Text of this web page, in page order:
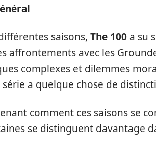
saisons, The 100 a su
affrontements avec les
complexes et dilemmes
a quelque chose de
comment ces saisons se
se distinguent davantage